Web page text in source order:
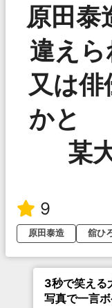
原田泰
違え
又は俳
かと
某
9
原田泰造
舘ひ
3秒で笑える
写真で一言